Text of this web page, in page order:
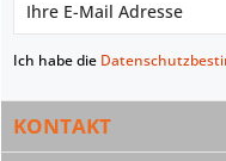
Ich habe die
KONTAKT